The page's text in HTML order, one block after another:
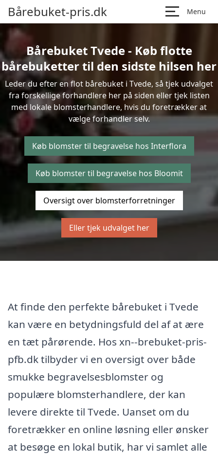
Bårebuket-pris.dk Menu
Bårebuket Tvede - Køb flotte
bårebuketter til den sidste hilsen her
Leder du efter en flot bårebuket i Tvede, så tjek udvalget
fra forskellige forhandlere her på siden eller tjek listen
med lokale blomsterhandlere, hvis du foretrækker at
vælge forhandler selv.
Køb blomster til begravelse hos Interflora
Køb blomster til begravelse hos Bloomit
Oversigt over blomsterforretninger
Eller tjek udvalget her
At finde den perfekte bårebuket i Tvede
kan være en betydningsfuld del af at ære
en tæt pårørende. Hos xn--brebuket-pris-
pfb.dk tilbyder vi en oversigt over både
smukke begravelsesblomster og
populære blomsterhandlere, der kan
levere direkte til Tvede. Uanset om du
foretrækker en online løsning eller ønsker
at besøge en lokal butik, har vi samlet alle